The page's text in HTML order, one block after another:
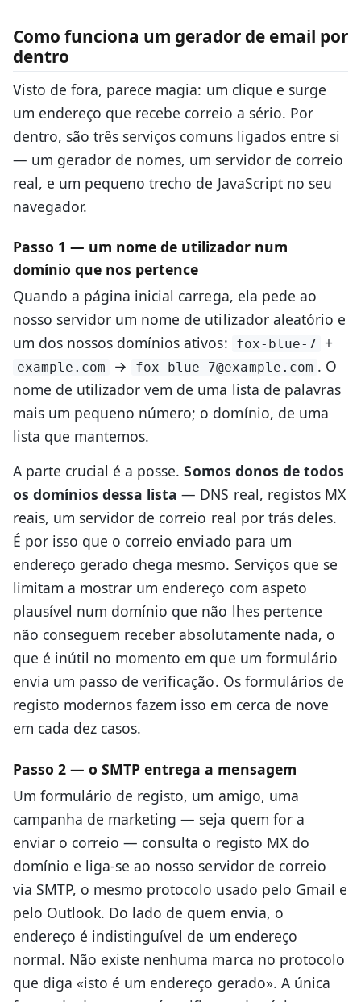
Como funciona um gerador de email por
dentro
Visto de fora, parece magia: um clique e surge
um endereço que recebe correio a sério. Por
dentro, são três serviços comuns ligados entre si
— um gerador de nomes, um servidor de correio
real, e um pequeno trecho de JavaScript no seu
navegador.
Passo 1 — um nome de utilizador num
domínio que nos pertence
Quando a página inicial carrega, ela pede ao
nosso servidor um nome de utilizador aleatório e
um dos nossos domínios ativos:
fox-blue-7 +
example.com → fox-blue-7@example.com . O
nome de utilizador vem de uma lista de palavras
mais um pequeno número; o domínio, de uma
lista que mantemos.
A parte crucial é a posse.Somos donos de todos
os domínios dessa lista — DNS real, registos MX
reais, um servidor de correio real por trás deles.
É por isso que o correio enviado para um
endereço gerado chega mesmo. Serviços que se
limitam a mostrar um endereço com aspeto
plausível num domínio que não lhes pertence
não conseguem receber absolutamente nada, o
que é inútil no momento em que um formulário
envia um passo de verificação. Os formulários de
registo modernos fazem isso em cerca de nove
em cada dez casos.
Passo 2 — o SMTP entrega a mensagem
Um formulário de registo, um amigo, uma
campanha de marketing — seja quem for a
enviar o correio — consulta o registo MX do
domínio e liga-se ao nosso servidor de correio
via SMTP, o mesmo protocolo usado pelo Gmail e
pelo Outlook. Do lado de quem envia, o
endereço é indistinguível de um endereço
normal. Não existe nenhuma marca no protocolo
que diga «isto é um endereço gerado». A única